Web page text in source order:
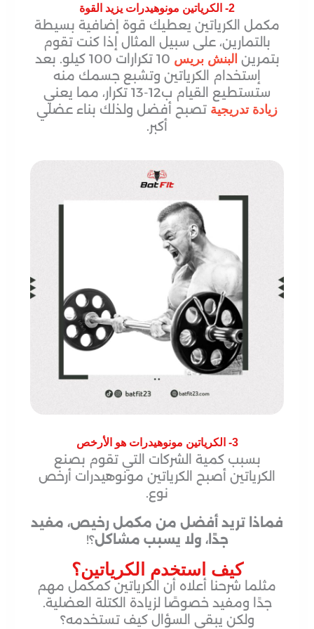
2- الكرياتين مونوهيدرات يزيد القوة
مكمل الكرياتين يعطيك قوة إضافية بسيطة
بالتمارين، على سبيل المثال إذا كنت تقوم
بتمرين البنش بريس
10 تكرارات 100 كيلو. بعد
إستخدام الكرياتين وتشبع جسمك منه
ستستطيع القيام ب12-13 تكرار، مما يعني
زيادة تدريجية تصبح أفضل ولذلك بناء عضلي
أكبر.
3- الكرياتين مونوهيدرات هو الأرخص
بسبب كمية الشركات التي تقوم بصنع
الكرياتين أصبح الكرياتين مونوهيدرات أرخص
نوع.
فماذا تريد أفضل من مكمل رخيص، مفيد
جدًا، ولا يسبب مشاكل؟!
كيف استخدم الكرياتين؟
مثلما شرحنا أعلاه أن الكرياتين كمكمل مهم
جدًا ومفيد خصوصًا لزيادة الكتلة العضلية.
ولكن يبقى السؤال كيف تستخدمه؟